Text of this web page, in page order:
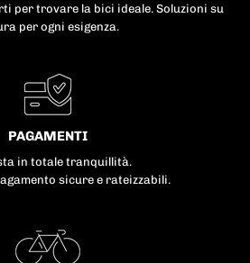
per trovare la bici ideale. Soluzioni su
per ogni esigenza.
PAGAMENTI
in totale tranquillità.
sicure e rateizzabili.